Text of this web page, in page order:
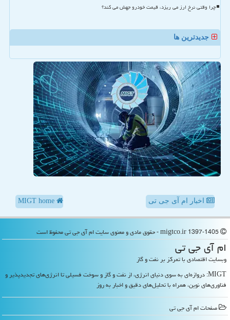
چرا وقتی نرخ ارز می ریزد، قیمت خودرو جهش می کند؟
جدیدترین ها
اخبار ام آی جی تی
ام آی جی تی
وبسایت اقتصادی با تمرکز بر نفت و گاز
MIGT: دروازه‌ای به سوی دنیای انرژی، از نفت و گاز و سوخت فسیلی تا انرژی‌های تجدیدپذیر و
فناوری‌های نوین، همراه با تحلیل‌های دقیق و اخبار به روز
صفحات ام آی جی تی